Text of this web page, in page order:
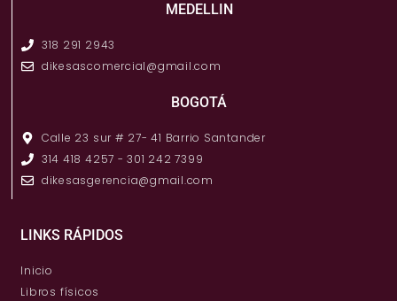
MEDELLIN
318 291 2943
dikesascomercial@gmail.com
BOGOTÁ
Calle 23 sur # 27- 41 Barrio Santander
314 418 4257 - 301 242 7399
dikesasgerencia@gmail.com
LINKS RÁPIDOS
Inicio
Libros físicos